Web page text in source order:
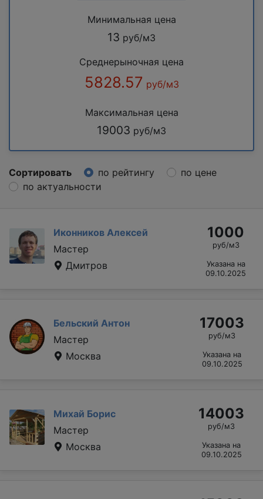
Минимальная цена
13 руб/м3
Среднерыночная цена
5828.57 руб/м3
Максимальная цена
19003 руб/м3
Сортировать по рейтингу
по цене
по актуальности
Иконников Алексей
Мастер
Дмитров
1000
руб/м3
Указана на
09.10.2025
Бельский Антон
Мастер
Москва
17003
руб/м3
Указана на
09.10.2025
Михай Борис
Мастер
Москва
14003
руб/м3
Указана на
09.10.2025